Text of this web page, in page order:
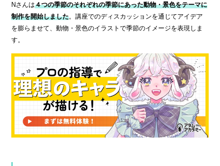
Nさんは４つの季節のそれぞれの季節にあった動物・景色をテーマに
制作を開始しました。講座でのディスカッションを通じてアイデア
を膨らませて、動物・景色のイラストで季節のイメージを表現しま
す。